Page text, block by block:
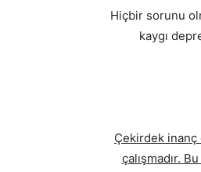
Hiçbir sorunu
kaygı
Çekirdek inanç
çalışmadır.